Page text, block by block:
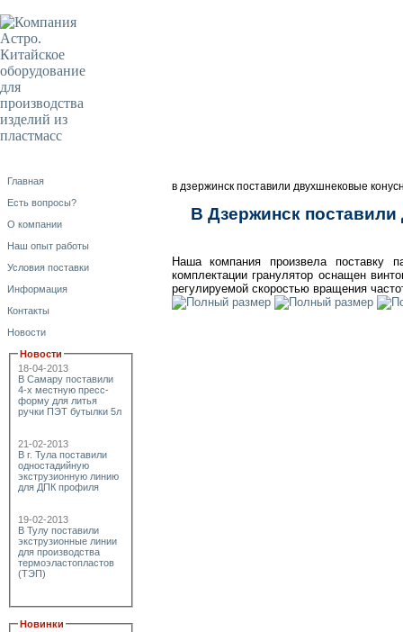
Главная
Есть вопросы?
О компании
Наш опыт работы
Условия поставки
Информация
Контакты
Новости
Новости
18-04-2013
В Самару поставили
4-х местную пресс-
форму для литья
ручки ПЭТ бутылки 5л
21-02-2013
В г. Тула поставили
одностадийную
экструзионную линию
для ДПК профиля
19-02-2013
В Тулу поставили
экструзионные линии
для производства
термоэластопластов
(ТЭП)
Новинки
в дзержинск поставили двухшнековые
В Дзержинск
Наша компания произвела поставку
комплектации гранулятор оснащен
регулируемой скоростью вращения